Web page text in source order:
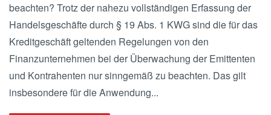
beachten? Trotz der nahezu vollständigen Erfassung der
Handelsgeschäfte durch § 19 Abs. 1 KWG sind die für das
Kreditgeschäft geltenden Regelungen von den
Finanzunternehmen bei der Überwachung der Emittenten
und Kontrahenten nur sinngemäß zu beachten. Das gilt
insbesondere für die Anwendung...